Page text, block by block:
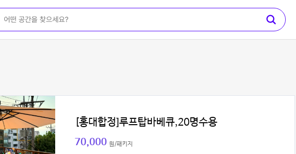
[홍대합정]루프탑바베큐,20명수용
70,000 원/패키지